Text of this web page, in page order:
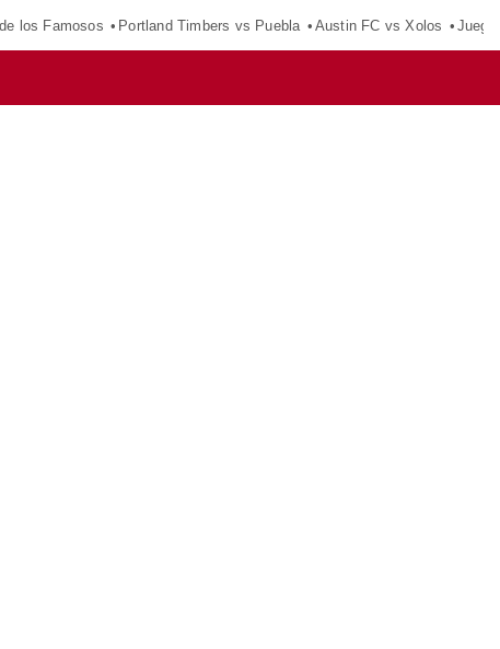
los Famosos Portland Timbers vs Puebla Austin FC vs Xolos